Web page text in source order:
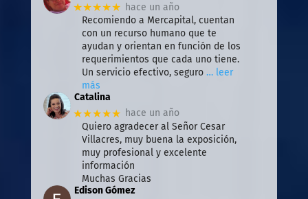
★★★★★ hace un año
Recomiendo a Mercapital, cuentan
con un recurso humano que te
ayudan y orientan en función de los
requerimientos que cada uno tiene.
Un servicio efectivo, seguro … leer
más
Catalina
★★★★★ hace un año
Quiero agradecer al Señor Cesar
Villacres, muy buena la exposición,
muy profesional y excelente
información
Muchas Gracias
Edison Gómez